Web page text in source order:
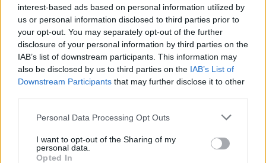
interest-based ads based on personal information utilized by
us or personal information disclosed to third parties prior to
your opt-out. You may separately opt-out of the further
disclosure of your personal information by third parties on the
IAB’s list of downstream participants. This information may
also be disclosed by us to third parties on the IAB’s List of
Downstream Participants that may further disclose it to other
Personal Data Processing Opt Outs
I want to opt-out of the Sharing of my
personal data.
Opted In
Tento uživatel zatím neprokázal svou identitu ověřovací
fotografií. U neověřených profilů nelze zaručit, že fotografie a
údaje odpovídají skutečné osobě.
Věk: ??
Kontakt
Napsat uživateli vzkaz
Informace o profilu a chatu
Registrace od: 05.05.2024 20:19
Online